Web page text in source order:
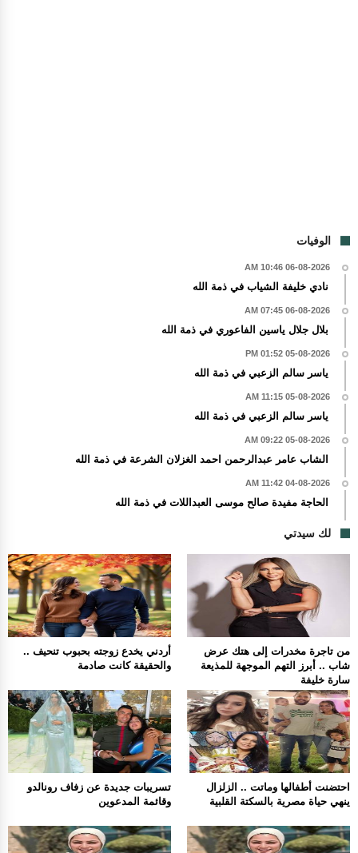
الوفيات
06-08-2026 10:46 AM
نادي خليفة الشياب في ذمة الله
06-08-2026 07:45 AM
بلال جلال ياسين الفاعوري في ذمة الله
05-08-2026 01:52 PM
ياسر سالم الزعبي في ذمة الله
05-08-2026 11:15 AM
ياسر سالم الزعبي في ذمة الله
05-08-2026 09:22 AM
الشاب عامر عبدالرحمن احمد الغزلان الشرعة في ذمة الله
04-08-2026 11:42 AM
الحاجة مفيدة صالح موسى العبداللات في ذمة الله
لك سيدتي
أردني يخدع زوجته بحبوب تنحيف ..
والحقيقة كانت صادمة
من تاجرة مخدرات إلى هتك عرض
شاب .. أبرز التهم الموجهة للمذيعة
سارة خليفة
تسريبات جديدة عن زفاف رونالدو
وقائمة المدعوين
احتضنت أطفالها وماتت .. الزلزال
ينهي حياة مصرية بالسكتة القلبية